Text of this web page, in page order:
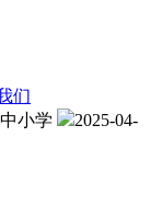
们
小学
2025-04-